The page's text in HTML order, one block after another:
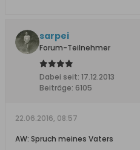
sarpei
Forum-Teilnehmer
Dabei seit: 17.12.2013
Beiträge: 6105
22.06.2016, 08:57
AW: Spruch meines Vaters